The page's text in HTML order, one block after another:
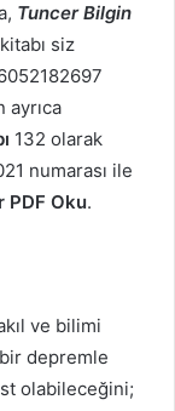
Tuncer Bilgin
siz
ayrıca
132 olarak
numarası ile
PDF Oku.
ve bilimi
depremle
olabileceğini;